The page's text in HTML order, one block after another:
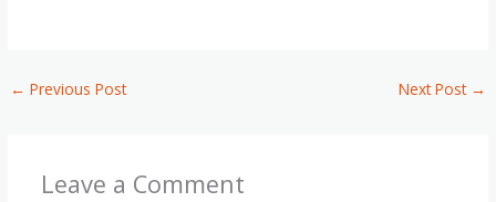
← Previous Post Next Post →
Leave a Comment